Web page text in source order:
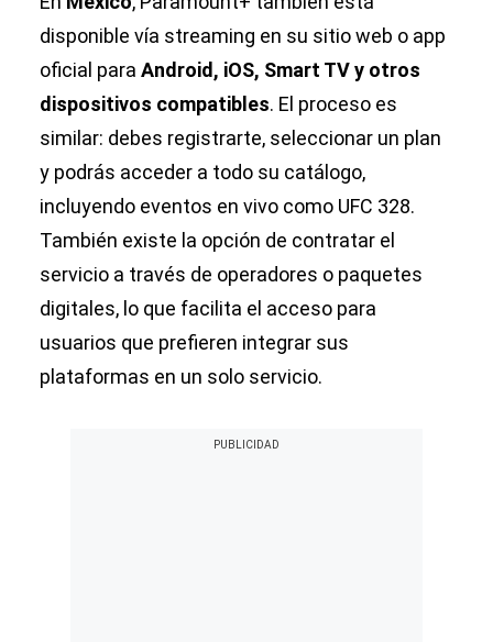
disponible vía streaming en su sitio web o app
oficial para Android, iOS, Smart TV y otros
dispositivos compatibles. El proceso es
similar: debes registrarte, seleccionar un plan
y podrás acceder a todo su catálogo,
incluyendo eventos en vivo como UFC 328.
También existe la opción de contratar el
servicio a través de operadores o paquetes
digitales, lo que facilita el acceso para
usuarios que prefieren integrar sus
plataformas en un solo servicio.